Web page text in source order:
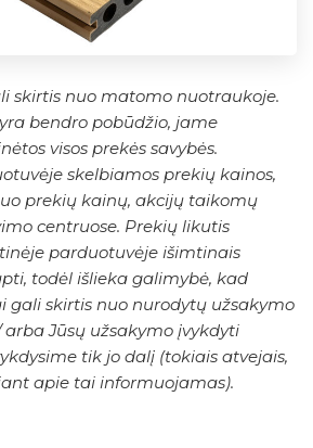
skirtis nuo matomo nuotraukoje.
bendro pobūdžio, jame
visos prekės savybės.
skelbiamos prekių kainos,
prekių kainų, akcijų taikomų
centruose. Prekių likutis
parduotuvėje išimtinais
todėl išlieka galimybė, kad
gali skirtis nuo nurodytų užsakymo
Jūsų užsakymo įvykdyti
tik jo dalį (tokiais atvejais,
apie tai informuojamas).